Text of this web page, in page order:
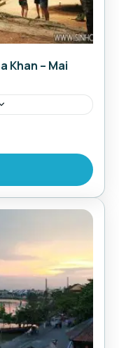
Khan – Mai
Binh